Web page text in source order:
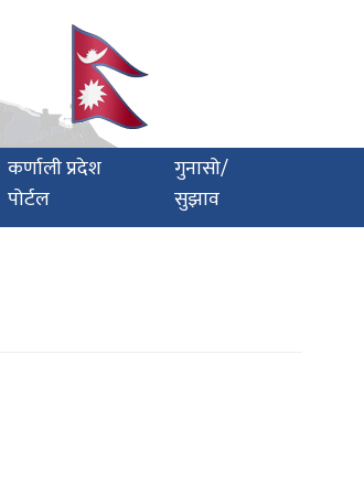
कर्णाली प्रदेश
पोर्टल
गुनासो/
सुझाव